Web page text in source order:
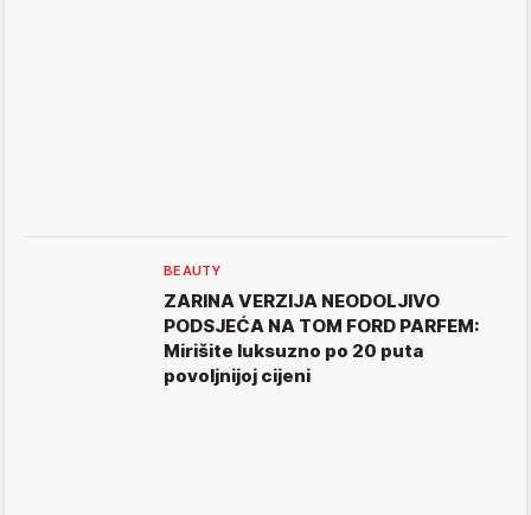
BEAUTY
ZARINA VERZIJA NEODOLJIVO
PODSJEĆA NA TOM FORD PARFEM:
Mirišite luksuzno po 20 puta
povoljnijoj cijeni